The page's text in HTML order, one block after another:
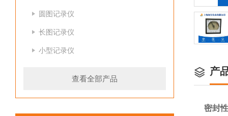
圆图记录仪
长图记录仪
小型记录仪
查看全部产品
产
密封